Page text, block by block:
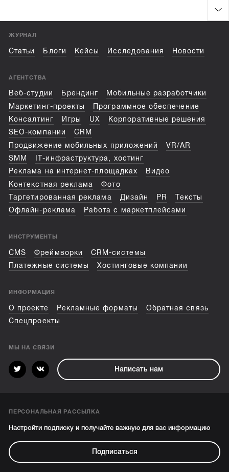
ЖУРНАЛ
Статьи Блоги Кейсы Исследования Новости
АГЕНТСТВА
Веб-студии Брендинг
Мобильные разработчики
Маркетинг-проекты
Программное обеспечение
Консалтинг
Игры UX
Корпоративные решения
SEO-компании
CRM
Продвижение мобильных приложений
VR/AR
SMM
IT-инфраструктура, хостинг
Реклама на интернет-площадках
Видео
Контекстная реклама
Фото
Таргетированная реклама
Дизайн PR
Тексты
Офлайн-реклама
Работа с маркетплейсами
ИНСТРУМЕНТЫ
CMS Фреймворки
CRM-системы
Платежные системы
Хостинговые компании
ИНФОРМАЦИЯ
О проекте Рекламные форматы
Обратная связь
Спецпроекты
МЫ НА СВЯЗИ
Написать нам
ПЕРСОНАЛЬНАЯ РАССЫЛКА
Настройти подписку и получайте важную для вас информацию
Подписаться